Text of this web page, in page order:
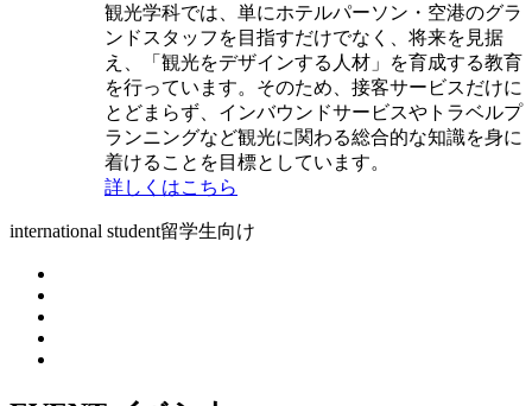
観光学科では、単にホテルパーソン・空港のグラ
ンドスタッフを目指すだけでなく、将来を見据
え、「観光をデザインする人材」を育成する教育
を行っています。そのため、接客サービスだけに
とどまらず、インバウンドサービスやトラベルプ
ランニングなど観光に関わる総合的な知識を身に
着けることを目標としています。
詳しくはこちら
international student留学生向け